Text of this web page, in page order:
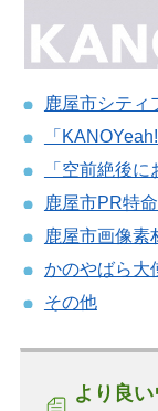
鹿屋市シティ
「
「空前絶後
鹿屋市PR特
鹿屋市画像素
かのやばら大
その他
より良